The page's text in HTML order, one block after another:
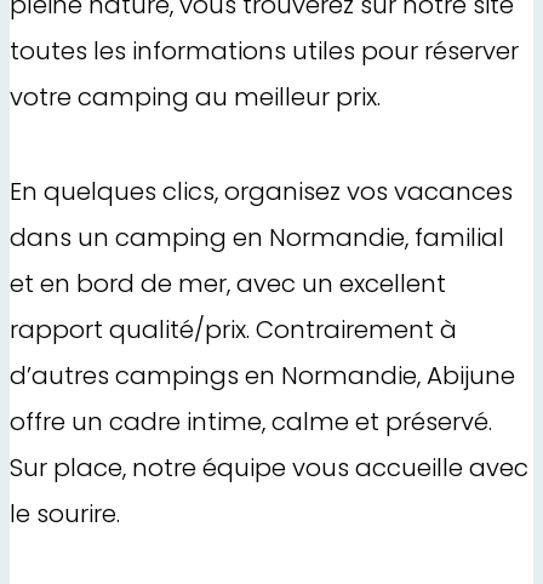
toutes les informations utiles pour réserver
votre camping au meilleur prix.
En quelques clics, organisez vos vacances
dans un camping en Normandie, familial
et en bord de mer, avec un excellent
rapport qualité/prix. Contrairement à
d’autres campings en Normandie, Abijune
offre un cadre intime, calme et préservé.
Sur place, notre équipe vous accueille avec
le sourire.